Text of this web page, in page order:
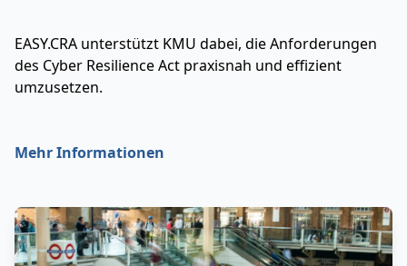
EASY.CRA unterstützt KMU dabei, die Anforderungen
des Cyber Resilience Act praxisnah und effizient
umzusetzen.
Mehr Informationen